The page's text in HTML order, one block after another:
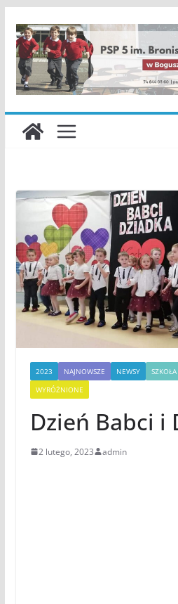
treści
2023 NAJNOWSZE NEWSY
WYRÓŻNIONE
Dzień Babci i
2 lutego, 2023 admin